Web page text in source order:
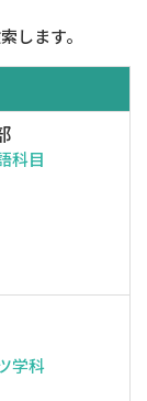
します。
科目
学科